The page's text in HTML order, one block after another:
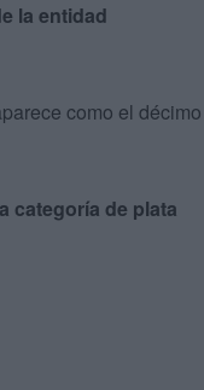
la entidad
como el décimo
categoría de plata